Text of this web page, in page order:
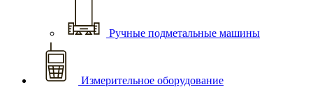
Ручные подметальные машины
Измерительное оборудование